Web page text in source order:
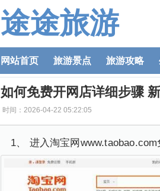
途途旅游
网站首页 旅游景点 旅游攻略
如何免费开网店详细步骤
时间：2026-04-22 05:22:05
1、 进入淘宝网